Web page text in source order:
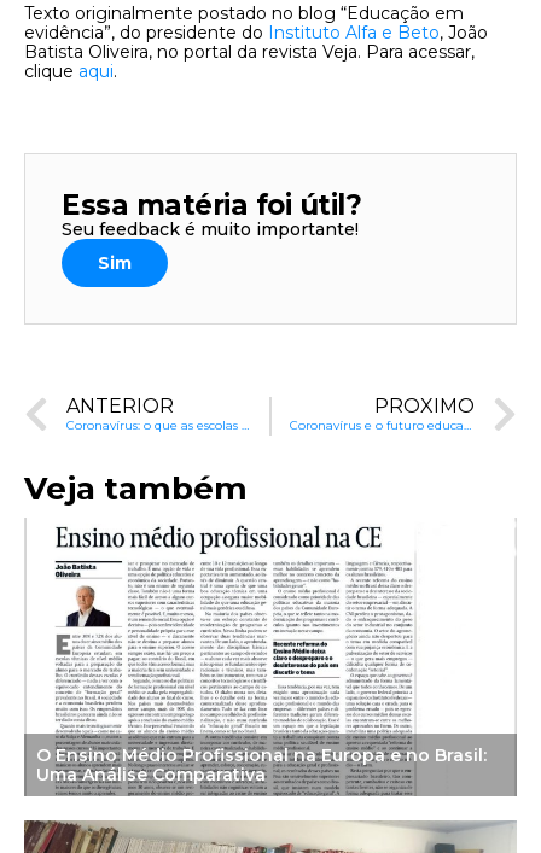
Texto originalmente postado no blog “Educação em
evidência”, do presidente do Instituto Alfa e Beto, João
Batista Oliveira, no portal da revista Veja. Para acessar,
clique aqui.
Essa matéria foi útil?
Seu feedback é muito importante!
Sim
ANTERIOR PRÓXIMO
Veja também
O Ensino Médio Profissional na Europa e no Brasil:
Uma Análise Comparativa